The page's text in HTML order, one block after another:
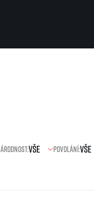
Masáže
Povolání: